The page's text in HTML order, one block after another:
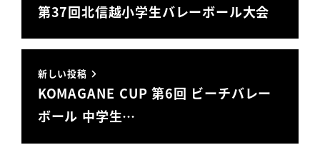
第37回北信越小学生バレーボール大会
新しい投稿
KOMAGANE CUP 第6回 ビーチバレー
ボール 中学生…